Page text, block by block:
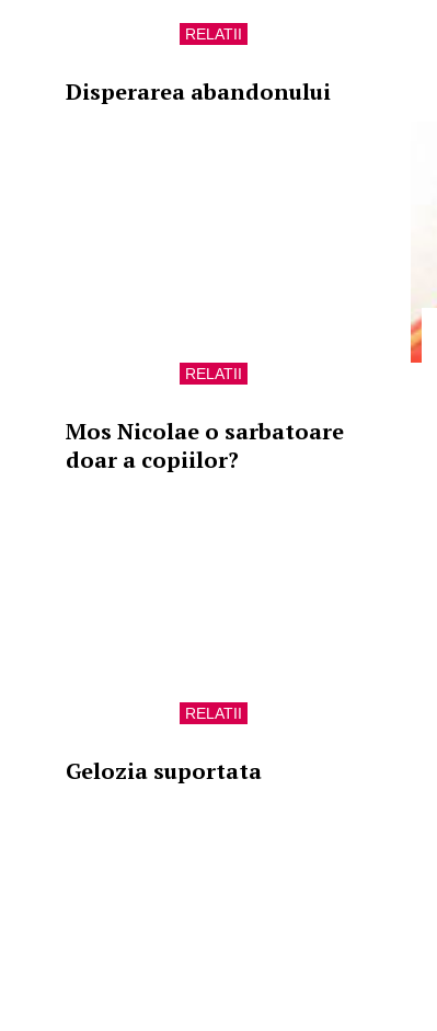
RELATII
Disperarea abandonului
RELATII
Mos Nicolae o sarbatoare
doar a copiilor?
RELATII
Gelozia suportata